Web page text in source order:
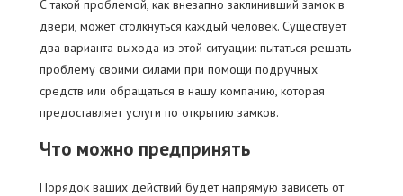
С такой проблемой, как внезапно заклинивший замок в
двери, может столкнуться каждый человек. Существует
два варианта выхода из этой ситуации: пытаться решать
проблему своими силами при помощи подручных
средств или обращаться в нашу компанию, которая
предоставляет услуги по открытию замков.
Что можно предпринять
Порядок ваших действий будет напрямую зависеть от